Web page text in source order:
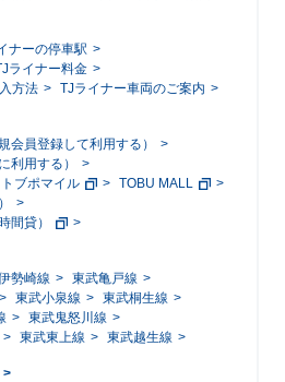
ナーの停車駅
ライナー料金
方法
TJライナー車両のご案内
会員登録して利用する）
利用する）
トブポマイル
TOBU MALL
間貸）
勢崎線
東武亀戸線
東武小泉線
東武桐生線
東武鬼怒川線
東武東上線 東武越生線